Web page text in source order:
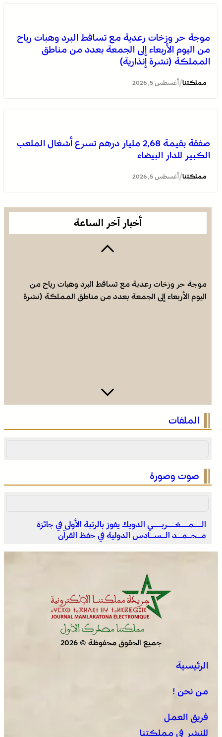
موجة حر وزخات رعدية مع تساقط البرد وهبات رياح
من اليوم الأربعاء إلى الجمعة بعدد من مناطق
المملكة (نشرة إنذارية)
مملكتنا/ أغسطس 5, 2026
صفقة بقيمة 2,68 مليار درهم تسرع أشغال الملعب
الكبير للدار البيضاء
مملكتنا/ أغسطس 5, 2026
أخبار آخر الساعة
العامة للأمن الوطني، يحصل على شهادة الاعتماد والمطابقة
والجودة بالمعيار الدولي “ISO/CEI 17025”
عمان .. الاجتماع الوزاري لدعم القدس وأماكنها المقدسة
ويدعم جهود اللجنة ووكالة بيت مال القدس الشريف
موجة حر وزخات رعدية مع تساقط البرد وهبات رياح من
اليوم الأربعاء إلى الجمعة بعدد من مناطق المملكة (نشرة
للدار البيضاء
المختبر الوطني للشرطة العلمية والتقنية التابع للمديرية
عمان .. الاجتماع الوزاري لدعم القدس وأماكنها المقدسة
ويدعم جهود اللجنة ووكالة بيت مال القدس الشريف
الملفات
صوت وصورة
الــمــغــربــي الدويك يفوز بالرتبة الأولى في جائزة
مـحـمـد الـسـادس الدولية في حفظ القرآن
جميع الحقوق محفوظة © 2026
الرئيسية
من نحن !
فريق العمل
للنشر في مملكتنا